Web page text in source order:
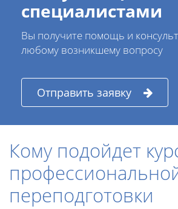
специалистами
Вы получите помощь и
любому возникшему вопросу
Отправить заявку
Кому подойдет
переподготовки